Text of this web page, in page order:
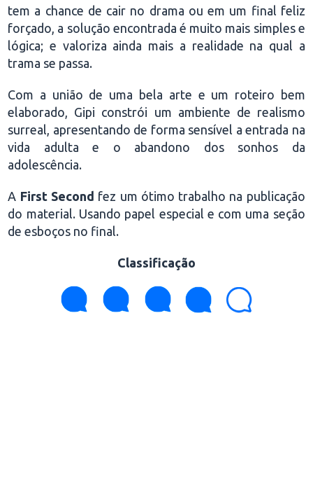
tem a chance de cair no drama ou em um final feliz
forçado, a solução encontrada é muito mais simples e
lógica; e valoriza ainda mais a realidade na qual a
trama se passa.
Com a união de uma bela arte e um roteiro bem
elaborado, Gipi constrói um ambiente de realismo
surreal, apresentando de forma sensível a entrada na
vida adulta e o abandono dos sonhos da
adolescência.
A First Second fez um ótimo trabalho na publicação
do material. Usando papel especial e com uma seção
de esboços no final.
Classificação